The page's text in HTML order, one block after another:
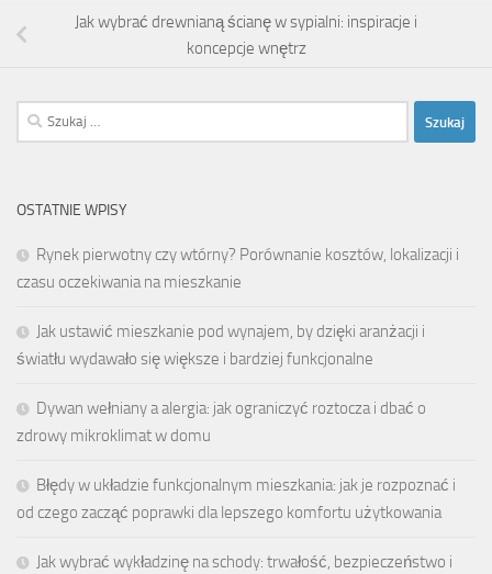
Jak wybrać drewnianą ścianę w sypialni: inspiracje i
koncepcje wnętrz
Szukaj:
OSTATNIE WPISY
Rynek pierwotny czy wtórny? Porównanie kosztów, lokalizacji i
czasu oczekiwania na mieszkanie
Jak ustawić mieszkanie pod wynajem, by dzięki aranżacji i
światłu wydawało się większe i bardziej funkcjonalne
Dywan wełniany a alergia: jak ograniczyć roztocza i dbać o
zdrowy mikroklimat w domu
Błędy w układzie funkcjonalnym mieszkania: jak je rozpoznać i
od czego zacząć poprawki dla lepszego komfortu użytkowania
Jak wybrać wykładzinę na schody: trwałość, bezpieczeństwo i